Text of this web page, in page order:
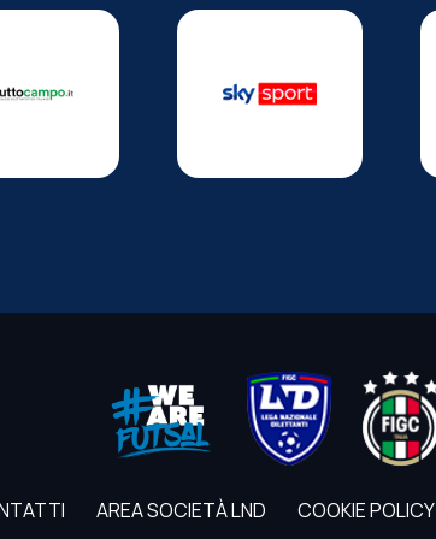
AREA SOCIETÀ LND COOKIE POLICY